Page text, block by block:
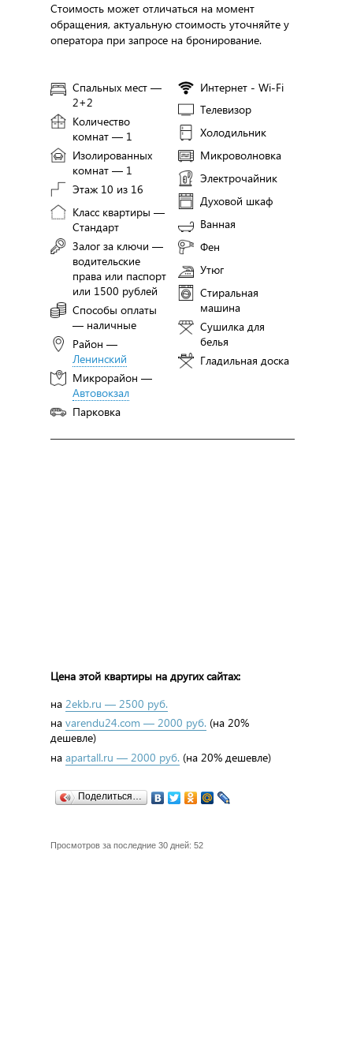
Стоимость может отличаться на момент
обращения, актуальную стоимость уточняйте у
оператора при запросе на бронирование.
Спальных мест —
2+2
Количество
комнат — 1
Изолированных
комнат — 1
Этаж 10 из 16
Класс квартиры —
Стандарт
Залог за ключи —
водительские
права или паспорт
или 1500 рублей
Способы оплаты
— наличные
Район —
Ленинский
Микрорайон —
Автовокзал
Парковка
Интернет - Wi-Fi
Телевизор
Холодильник
Микроволновка
Электрочайник
Духовой шкаф
Ванная
Фен
Утюг
Стиральная
машина
Сушилка для
белья
Гладильная доска
Цена этой квартиры на других сайтах:
на 2ekb.ru — 2500 руб.
на varendu24.com — 2000 руб. (на 20%
дешевле)
на apartall.ru — 2000 руб. (на 20% дешевле)
Поделиться…
Просмотров за последние 30 дней: 52